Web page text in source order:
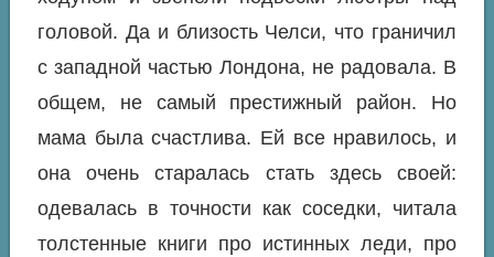
головой. Да и близость Челси, что граничил
с западной частью Лондона, не радовала. В
общем, не самый престижный район. Но
мама была счастлива. Ей все нравилось, и
она очень старалась стать здесь своей:
одевалась в точности как соседки, читала
толстенные книги про истинных леди, про